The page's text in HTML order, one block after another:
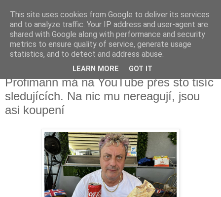
Fakečlánky
Věř všemu co tady vidíš.
neděle 4. června 2023
Profimann má na YouTube přes sto tisíc
sledujících. Na nic mu nereagují, jsou
asi koupení
This site uses cookies from Google to deliver its services
and to analyze traffic. Your IP address and user-agent are
shared with Google along with performance and security
metrics to ensure quality of service, generate usage
statistics, and to detect and address abuse.
LEARN MORE GOT IT